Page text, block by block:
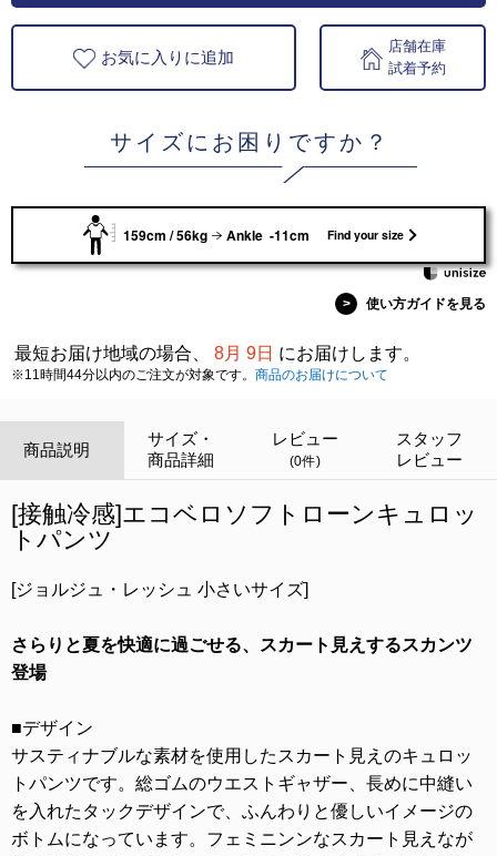
お気に入りに追加
店舗在庫
試着予約
サイズにお困りですか？
159cm / 56kg Ankle -11cm Find your size
> 使い方ガイドを見る
最短お届け地域の場合、 8月 9日 にお届けします。
※11時間44分以内のご注文が対象です。 商品のお届けについて
商品説明
サイズ・
商品詳細
レビュー
(0件)
スタッフ
レビュー
[接触冷感]エコベロソフトローンキュロッ
トパンツ
[ジョルジュ・レッシュ 小さいサイズ]
さらりと夏を快適に過ごせる、スカート見えするスカンツ
登場
■デザイン
サスティナブルな素材を使用したスカート見えのキュロッ
トパンツです。総ゴムのウエストギャザー、長めに中縫い
を入れたタックデザインで、ふんわりと優しいイメージの
ボトムになっています。フェミニンンなスカート見えなが